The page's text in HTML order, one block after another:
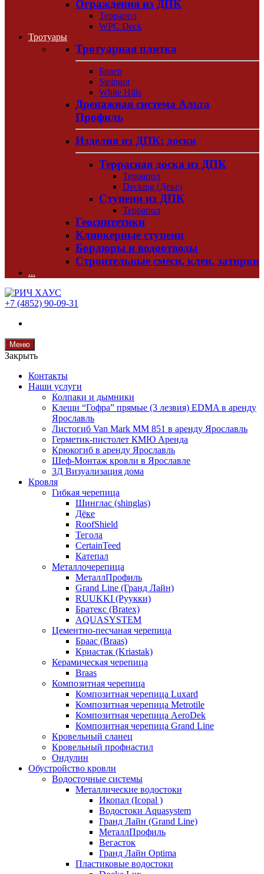
Ограждения из ДПК
Террапол
WPC Deck
Тротуары
Тротуарная плитка
Браер
Steingot
White Hills
Дренажная система Альта
Профиль
Изделия из ДПК: доски
Террасная доска из ДПК
Террапол
Decking (Дёке)
Ступени из ДПК
Террапол
Геосинтетики
Клинкерные ступени
Бордюры и водоотводы
Строительные смеси, клеи, затирки
...
+7 (4852) 90-09-31
Меню
Закрыть
Контакты
Наши услуги
Колпаки и дымники
Клещи “Гофра” прямые (3 лезвия) EDMA в аренду
Ярославль
Листогиб Van Mark MM 851 в аренду Ярославль
Герметик-пистолет КМЮ Аренда
Крюкогиб в аренду Ярославль
Шеф-Монтаж кровли в Ярославле
3Д Визуализация дома
Кровля
Гибкая черепица
Шинглас (shinglas)
Дёке
RoofShield
Тегола
CertainTeed
Катепал
Металлочерепица
МеталлПрофиль
Grand Line (Гранд Лайн)
RUUKKI (Руукки)
Братекс (Bratex)
AQUASYSTEM
Цементно-песчаная черепица
Браас (Braas)
Криастак (Kriastak)
Керамическая черепица
Braas
Композитная черепица
Композитная черепица Luxard
Композитная черепица Metrotile
Композитная черепица AeroDek
Композитная черепица Grand Line
Кровельный сланец
Кровельный профнастил
Ондулин
Обустройство кровли
Водосточные системы
Металлические водостоки
Икопал (Icopal )
Водостоки Aquasystem
Гранд Лайн (Grand Line)
МеталлПрофиль
Вегасток
Гранд Лайн Optima
Пластиковые водостоки